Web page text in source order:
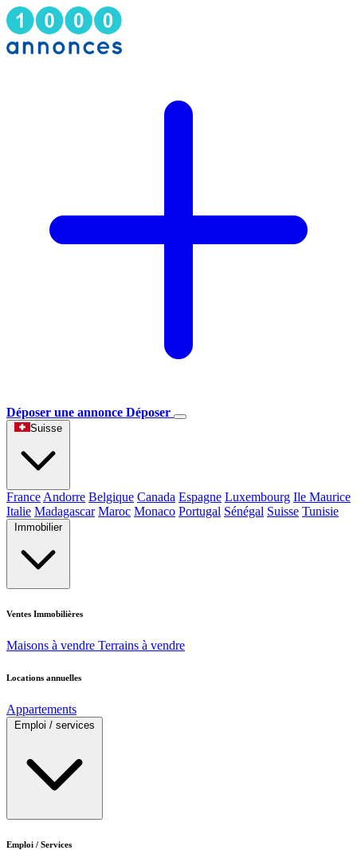
Déposer une annonce Déposer
Suisse
France Andorre Belgique Canada Espagne Luxembourg Ile Maurice
Italie Madagascar Maroc Monaco Portugal Sénégal Suisse Tunisie
Immobilier
Ventes Immobilières
Maisons à vendre Terrains à vendre
Locations annuelles
Appartements
Emploi / services
Emploi / Services